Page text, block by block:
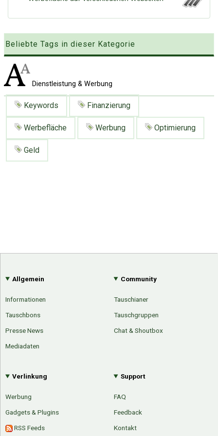
Neu hier?
Presse News
Suchanfragen
Beliebte Tags in dieser Kategorie
Dienstleistung & Werbung
Keywords Finanzierung
Werbefläche Werbung Optimierung
Geld
Allgemein
Informationen
Tauschbons
Presse News
Mediadaten
Community
Tauschianer
Tauschgruppen
Chat & Shoutbox
Verlinkung
Werbung
Gadgets & Plugins
RSS Feeds
Support
FAQ
Feedback
Kontakt